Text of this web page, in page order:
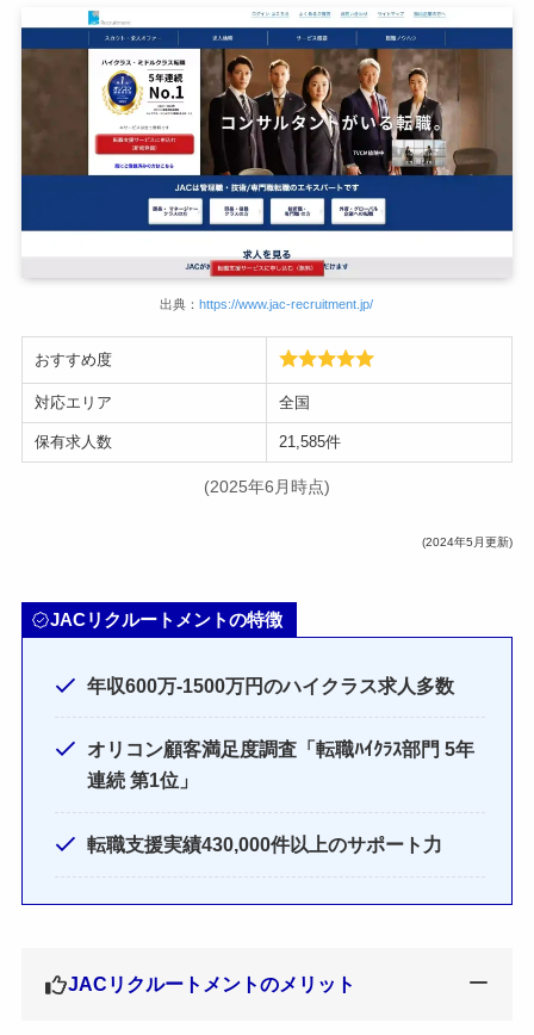
出典：https://www.jac-recruitment.jp/
おすすめ度
対応エリア 全国
保有求人数 21,585件
(2025年6月時点)
(2024年5月更新)
JACリクルートメントの特徴
年収600万-1500万円のハイクラス求人多数
オリコン顧客満足度調査「転職ﾊｲｸﾗｽ部門 5年
連続 第1位」
転職支援実績430,000件以上のサポート力
JACリクルートメントのメリット